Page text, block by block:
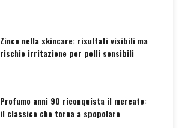
Zinco nella skincare: risultati visibili ma
rischio irritazione per pelli sensibili
Profumo anni 90 riconquista il mercato:
il classico che torna a spopolare